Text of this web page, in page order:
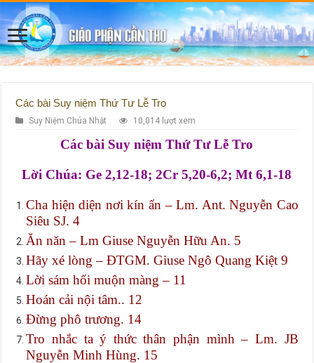
Các bài Suy niệm Thứ Tư Lễ Tro
Suy Niệm Chúa Nhật 10,014 lượt xem
Các bài Suy niệm Thứ Tư Lễ Tro
Lời Chúa: Ge 2,12-18; 2Cr 5,20-6,2; Mt 6,1-18
Cha hiện diện nơi kín ẩn – Lm. Ant. Nguyễn Cao
Siêu SJ. 4
Ăn năn – Lm Giuse Nguyễn Hữu An. 5
Hãy xé lòng – ĐTGM. Giuse Ngô Quang Kiệt 9
Lời sám hối muộn màng – 11
Hoán cải nội tâm.. 12
Đừng phô trương. 14
Tro nhắc ta ý thức thân phận mình – Lm. JB
Nguyễn Minh Hùng. 15